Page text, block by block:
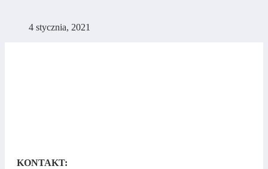
4 stycznia, 2021
KONTAKT: